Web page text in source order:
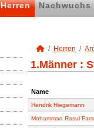
Herren Nachwuchs
Herren
1.Männer :
Name
Name
Hendrik Hiegemann
Mohammad Rasul